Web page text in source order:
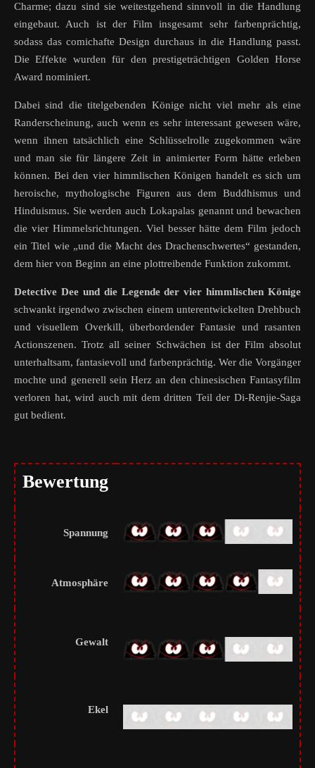
Charme; dazu sind sie weitestgehend sinnvoll in die Handlung
eingebaut. Auch ist der Film insgesamt sehr farbenprächtig,
sodass das comichafte Design durchaus in die Handlung passt.
Die Effekte wurden für den prestigeträchtigen Golden Horse
Award nominiert.
Dabei sind die titelgebenden Könige nicht viel mehr als eine
Randerscheinung, auch wenn es sehr interessant gewesen wäre,
wenn ihnen tatsächlich eine Schlüsselrolle zugekommen wäre
und man sie für längere Zeit in animierter Form hätte erleben
können. Bei den vier himmlischen Königen handelt es sich um
heroische, mythologische Figuren aus dem Buddhismus und
Hinduismus. Sie werden auch Lokapalas genannt und bewachen
die vier Himmelsrichtungen. Viel besser hätte dem Film jedoch
ein Titel wie „und die Macht des Drachenschwertes“ gestanden,
dem hier von Beginn an eine plottreibende Funktion zukommt.
Detective Dee und die Legende der vier himmlischen Könige
schwankt irgendwo zwischen einem unterentwickelten Drehbuch
und visuellem Overkill, überbordender Fantasie und rasanten
Actionszenen. Trotz all seiner Schwächen ist der Film absolut
unterhaltsam, fantasievoll und farbenprächtig. Wer die Vorgänger
mochte und generell sein Herz an den chinesischen Fantasyfilm
verloren hat, wird auch mit dem dritten Teil der Di-Renjie-Saga
gut bedient.
Bewertung
Spannung
Atmosphäre
Gewalt
Ekel